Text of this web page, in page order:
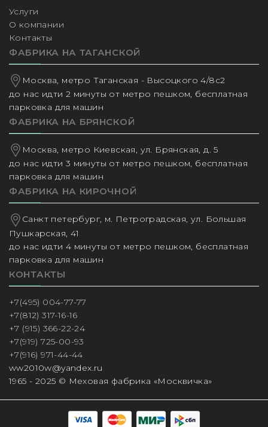
Услуги
О компании
Контакты
ФАБРИКА НА ТАГАНСКОЙ
Москва, метро Таганская - Высоцкого 4/8с2
до нас идти 2 минуты от метро пешком, бесплатная
парковка для машин
ФАБРИКА НА БРЯНСКОЙ
Москва, метро Киевская, ул. Брянская, д. 5
до нас идти 3 минуты от метро пешком, бесплатная
парковка для машин
ФАБРИКА НА КИРОЧНОЙ
Санкт петербург, м. Петроградская, ул. Большая
Пушкарская, 41
до нас идти 4 минуты от метро пешком, бесплатная
парковка для машин
КОНТАКТЫ
+7(495) 004-77-77
+7(812) 317-16-16
+7 (915) 366-22-24
+7(919) 725-00-93
+7(916) 971-44-44
ww2010w@yandex.ru
1965 - 2025 © Меховая фабрика «Москвичка»